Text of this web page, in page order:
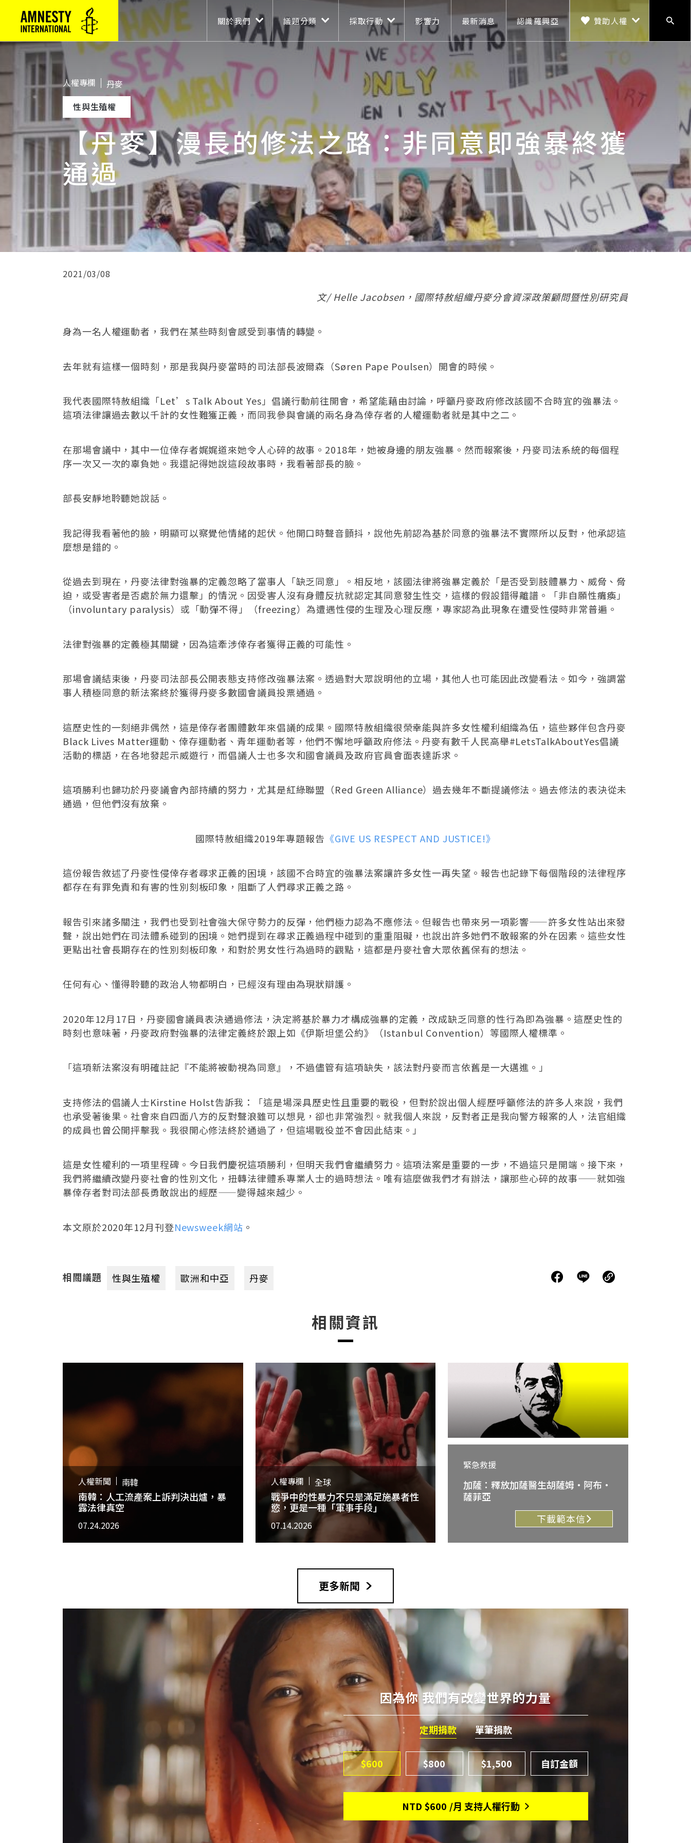
移至主內容
Main navigation
關於我們 議題分類 採取行動 影響力 最新消息 認識羅興亞
贊助人權
贊助人權
搜尋
人權專欄
丹麥
性與生殖權
【丹麥】漫長的修法之路：非同意即強暴終獲
通過
2021/03/08
文/ Helle Jacobsen，國際特赦組織丹麥分會資深政策顧問暨性別研究員
身為一名人權運動者，我們在某些時刻會感受到事情的轉變。
去年就有這樣一個時刻，那是我與丹麥當時的司法部長波爾森（Søren Pape Poulsen）開會的時候。
我代表國際特赦組織「Let’s Talk About Yes」倡議行動前往開會，希望能藉由討論，呼籲丹麥政府修改該國不合時宜的強暴法。
這項法律讓過去數以千計的女性難獲正義，而同我參與會議的兩名身為倖存者的人權運動者就是其中之二。
在那場會議中，其中一位倖存者娓娓道來她令人心碎的故事。2018年，她被身邊的朋友強暴。然而報案後，丹麥司法系統的每個程
序一次又一次的辜負她。我還記得她說這段故事時，我看著部長的臉。
部長安靜地聆聽她說話。
我記得我看著他的臉，明顯可以察覺他情緒的起伏。他開口時聲音顫抖，說他先前認為基於同意的強暴法不實際所以反對，他承認這
麼想是錯的。
從過去到現在，丹麥法律對強暴的定義忽略了當事人「缺乏同意」。相反地，該國法律將強暴定義於「是否受到肢體暴力、威脅、脅
迫，或受害者是否處於無力還擊」的情況。因受害人沒有身體反抗就認定其同意發生性交，這樣的假設錯得離譜。「非自願性癱瘓」
（involuntary paralysis）或「動彈不得」（freezing）為遭遇性侵的生理及心理反應，專家認為此現象在遭受性侵時非常普遍。
法律對強暴的定義極其關鍵，因為這牽涉倖存者獲得正義的可能性。
那場會議結束後，丹麥司法部長公開表態支持修改強暴法案。透過對大眾說明他的立場，其他人也可能因此改變看法。如今，強調當
事人積極同意的新法案終於獲得丹麥多數國會議員投票通過。
這歷史性的一刻絕非偶然，這是倖存者團體數年來倡議的成果。國際特赦組織很榮幸能與許多女性權利組織為伍，這些夥伴包含丹麥
Black Lives Matter運動、倖存運動者、青年運動者等，他們不懈地呼籲政府修法。丹麥有數千人民高舉#LetsTalkAboutYes倡議
活動的標語，在各地發起示威遊行，而倡議人士也多次和國會議員及政府官員會面表達訴求。
這項勝利也歸功於丹麥議會內部持續的努力，尤其是紅綠聯盟（Red Green Alliance）過去幾年不斷提議修法。過去修法的表決從未
通過，但他們沒有放棄。
國際特赦組織2019年專題報告 《GIVE US RESPECT AND JUSTICE!》
這份報告敘述了丹麥性侵倖存者尋求正義的困境，該國不合時宜的強暴法案讓許多女性一再失望。報告也記錄下每個階段的法律程序
都存在有罪免責和有害的性別刻板印象，阻斷了人們尋求正義之路。
報告引來諸多關注，我們也受到社會強大保守勢力的反彈，他們極力認為不應修法。但報告也帶來另一項影響——許多女性站出來發
聲，說出她們在司法體系碰到的困境。她們提到在尋求正義過程中碰到的重重阻礙，也說出許多她們不敢報案的外在因素。這些女性
更點出社會長期存在的性別刻板印象，和對於男女性行為過時的觀點，這都是丹麥社會大眾依舊保有的想法。
任何有心、懂得聆聽的政治人物都明白，已經沒有理由為現狀辯護。
2020年12月17日，丹麥國會議員表決通過修法，決定將基於暴力才構成強暴的定義，改成缺乏同意的性行為即為強暴。這歷史性的
時刻也意味著，丹麥政府對強暴的法律定義終於跟上如《伊斯坦堡公約》（Istanbul Convention）等國際人權標準。
「這項新法案沒有明確註記『不能將被動視為同意』，不過儘管有這項缺失，該法對丹麥而言依舊是一大邁進。」
支持修法的倡議人士Kirstine Holst告訴我：「這是場深具歷史性且重要的戰役，但對於說出個人經歷呼籲修法的許多人來說，我們
也承受著後果。社會來自四面八方的反對聲浪雖可以想見，卻也非常強烈。就我個人來說，反對者正是我向警方報案的人，法官組織
的成員也曾公開抨擊我。我很開心修法終於通過了，但這場戰役並不會因此結束。」
這是女性權利的一項里程碑。今日我們慶祝這項勝利，但明天我們會繼續努力。這項法案是重要的一步，不過這只是開端。接下來，
我們將繼續改變丹麥社會的性別文化，扭轉法律體系專業人士的過時想法。唯有這麼做我們才有辦法，讓那些心碎的故事——就如強
暴倖存者對司法部長勇敢說出的經歷——變得越來越少。
本文原於2020年12月刊登Newsweek網站 。
相關議題 性與生殖權 歐洲和中亞 丹麥
相關資訊
人權新聞 南韓
南韓：人工流產案上訴判決出爐，暴
露法律真空
07.24.2026
人權專欄 全球
戰爭中的性暴力不只是滿足施暴者性
慾，更是一種「軍事手段」
07.14.2026
緊急救援
加薩：釋放加薩醫生胡薩姆・阿布・
薩菲亞
下載範本信
更多新聞
因為你 我們有改變世界的力量
定期捐款 單筆捐款
$600 $800 $1,500
NTD $600 /月 支持人權行動